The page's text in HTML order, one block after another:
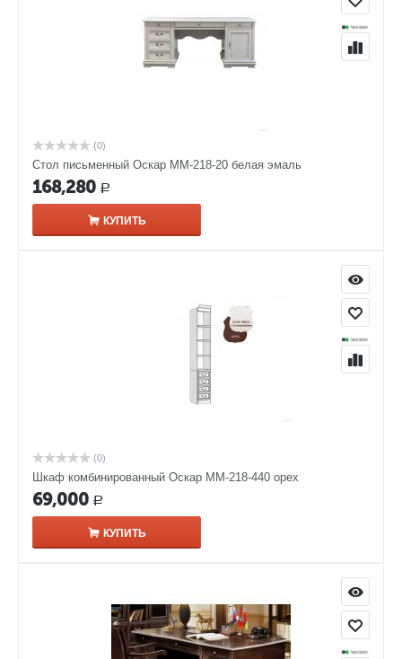
(0)
Стол письменный Оскар ММ-218-20 белая эмаль
168,280 Р
КУПИТЬ
(0)
Шкаф комбинированный Оскар ММ-218-440 орех
69,000 Р
КУПИТЬ